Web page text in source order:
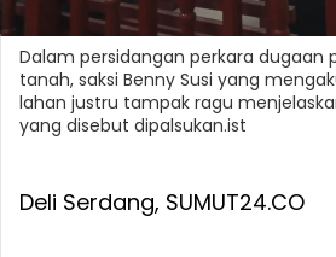
Dalam persidangan perkara dugaan
tanah, saksi Benny Susi yang
lahan justru tampak ragu
yang disebut dipalsukan.ist
Deli Serdang, SUMUT24.CO